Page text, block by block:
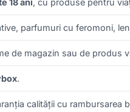
18 ani, cu produse pentru
parfumuri cu feromoni,
de magazin sau de produs
.
calității cu rambursarea